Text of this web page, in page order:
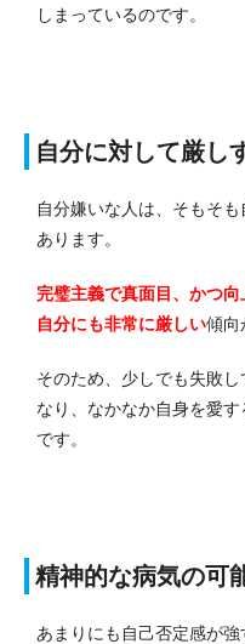
しまっているのです。
自分に対して厳し
自分嫌いな人は、そもそ
あります。
完璧主義で真面目、かつ
自分にも非常に厳しい傾向
そのため、少しでも失敗
なり、なかなか自身を愛
です。
精神的な病気の可
あまりにも自己否定感が